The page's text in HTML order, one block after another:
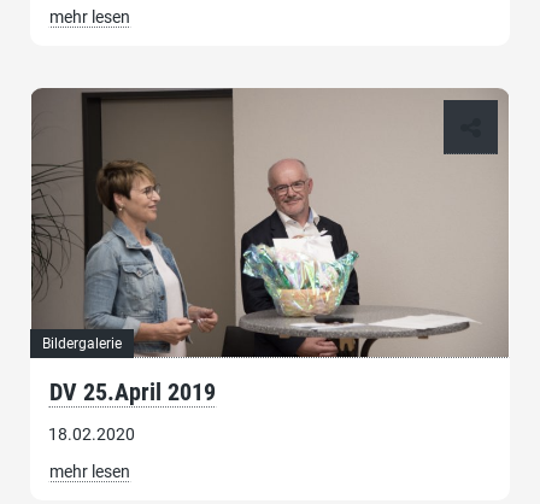
mehr lesen
Bildergalerie
DV 25.April 2019
18.02.2020
mehr lesen